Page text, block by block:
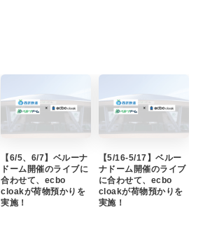
【6/5、6/7】ベルーナ
ドーム開催のライブに
合わせて、ecbo
cloakが荷物預かりを
実施！
【5/16-5/17】ベルー
ナドーム開催のライブ
に合わせて、ecbo
cloakが荷物預かりを
実施！